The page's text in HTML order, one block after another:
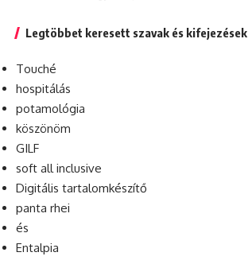
Legtöbbet keresett szavak és kifejezések
Touché
hospitálás
potamológia
köszönöm
GILF
soft all inclusive
Digitális tartalomkészítő
panta rhei
és
Entalpia